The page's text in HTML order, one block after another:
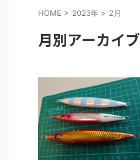
HOME > 2023年 > 2月
月別アーカイ